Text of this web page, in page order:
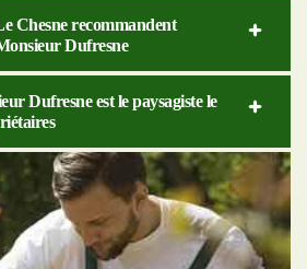
Chesne recommandent
Dufresne
Dufresne est le paysagiste le